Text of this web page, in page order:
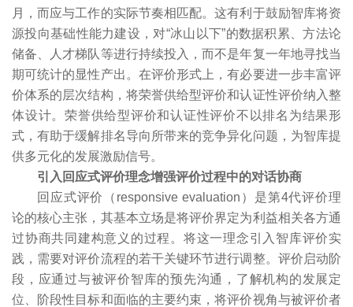
月，而应与工作的实际节奏相匹配。这有利于鼓励智库将资
源投向基础性能力建设，对“冰山以下”的数据积累、方法论
储备、人才梯队等进行持续投入，而不是年复一年地寻找当
期可统计的显性产出。在评价形式上，有必要进一步丰富评
价体系的层次结构，将荣誉供给型评价和认证性评价纳入整
体设计。荣誉供给型评价和认证性评价不以排名为结果形
式，有助于缓解排名导向所带来的竞争异化问题，为智库提
供多元化的发展激励信号。
引入回应式评价理念增强评价过程中的对话协商
回应式评价（responsive evaluation）是第4代评价理
论的核心主张，其基本立场是将评价界定为利益相关各方通
过协商共同建构意义的过程。将这一理念引入智库评价实
践，需要对评价流程的若干关键环节进行调整。评价启动阶
段，应通过与被评价智库的预先沟通，了解机构的发展定
位、阶段性目标和面临的主要约束，将评价视角与被评价者